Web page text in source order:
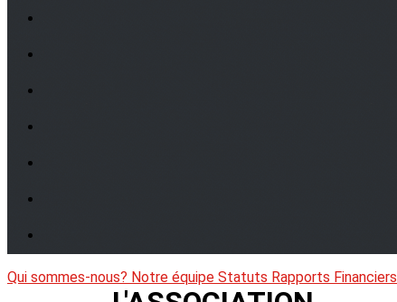
Qui sommes-nous? Notre équipe Statuts Rapports Financiers